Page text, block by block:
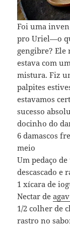
Foi uma
pro Uriel—o
gengibre? Ele
estava com
mistura. Fiz
palpites
estavamos
sucesso
docinho do
6 damascos
meio
Um pedaço
descascado e
1 xícara de
Nectar de
1/2 colher de
rastro no